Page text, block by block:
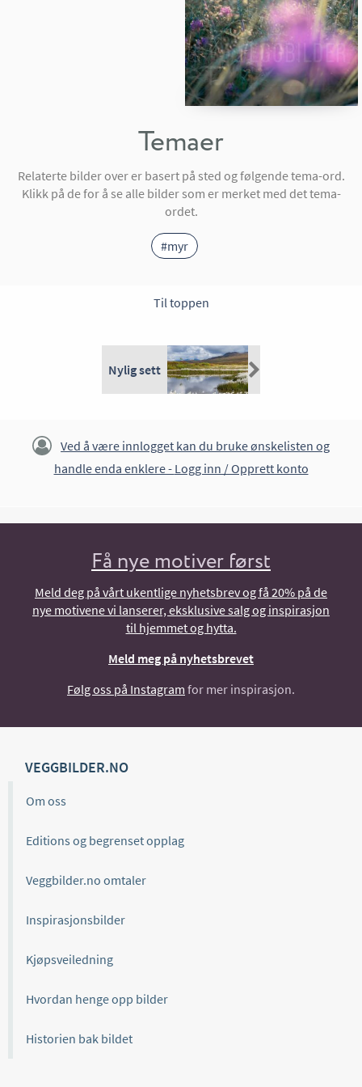
Temaer
Relaterte bilder over er basert på sted og følgende tema-ord.
Klikk på de for å se alle bilder som er merket med det tema-
ordet.
#myr
Til toppen
Nylig sett
Ved å være innlogget kan du bruke ønskelisten og
handle enda enklere - Logg inn / Opprett konto
Få nye motiver først
Meld deg på vårt ukentlige nyhetsbrev og få 20% på de
nye motivene vi lanserer, eksklusive salg og inspirasjon
til hjemmet og hytta.
Meld meg på nyhetsbrevet
Følg oss på Instagram for mer inspirasjon.
VEGGBILDER.NO
Om oss
Editions og begrenset opplag
Veggbilder.no omtaler
Inspirasjonsbilder
Kjøpsveiledning
Hvordan henge opp bilder
Historien bak bildet